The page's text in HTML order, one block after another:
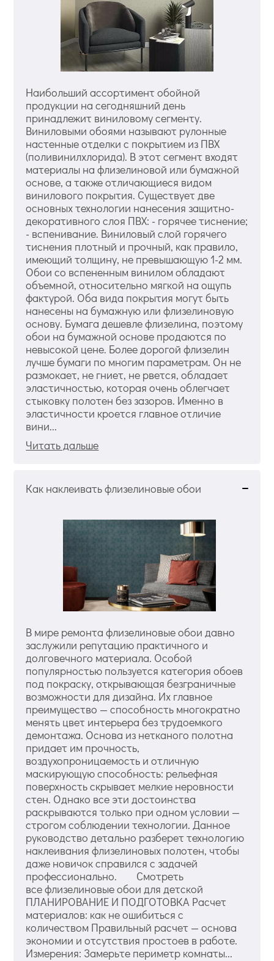
Наибольший ассортимент обойной
продукции на сегодняшний день
принадлежит виниловому сегменту.
Виниловыми обоями называют рулонные
настенные отделки с покрытием из ПВХ
(поливинилхлорида). В этот сегмент входят
материалы на флизелиновой или бумажной
основе, а также отличающиеся видом
винилового покрытия. Существует две
основных технологии нанесения защитно-
декоративного слоя ПВХ: - горячее тиснение;
- вспенивание. Виниловый слой горячего
тиснения плотный и прочный, как правило,
имеющий толщину, не превышающую 1-2 мм.
Обои со вспененным винилом обладают
объемной, относительно мягкой на ощупь
фактурой. Оба вида покрытия могут быть
нанесены на бумажную или флизелиновую
основу. Бумага дешевле флизелина, поэтому
обои на бумажной основе продаются по
невысокой цене. Более дорогой флизелин
лучше бумаги по многим параметрам. Он не
размокает, не гниет, не рвется, обладает
эластичностью, которая очень облегчает
стыковку полотен без зазоров. Именно в
эластичности кроется главное отличие
вини...
Читать дальше
Как наклеивать флизелиновые обои
В мире ремонта флизелиновые обои давно
заслужили репутацию практичного и
долговечного материала. Особой
популярностью пользуется категория обоев
под покраску, открывающая безграничные
возможности для дизайна. Их главное
преимущество — способность многократно
менять цвет интерьера без трудоемкого
демонтажа. Основа из нетканого полотна
придает им прочность,
воздухопроницаемость и отличную
маскирующую способность: рельефная
поверхность скрывает мелкие неровности
стен. Однако все эти достоинства
раскрываются только при одном условии —
строгом соблюдении технологии. Данное
руководство детально разберет технологию
наклеивания флизелиновых полотен, чтобы
даже новичок справился с задачей
профессионально. Смотреть
все флизелиновые обои для детской
ПЛАНИРОВАНИЕ И ПОДГОТОВКА Расчет
материалов: как не ошибиться с
количеством Правильный расчет — основа
экономии и отсутствия простоев в работе.
Измерения: Замерьте периметр комнаты...